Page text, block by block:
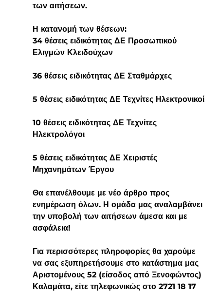
των αιτήσεων.
Η κατανομή των θέσεων:
34 θέσεις ειδικότητας ΔΕ Προσωπικού
Ελιγμών Κλειδούχων
36 θέσεις ειδικότητας ΔΕ Σταθμάρχες
5 θέσεις ειδικότητας ΔΕ Τεχνίτες Ηλεκτρονικοί
10 θέσεις ειδικότητας ΔΕ Τεχνίτες
Ηλεκτρολόγοι
5 θέσεις ειδικότητας ΔΕ Χειριστές
Μηχανημάτων Έργου
Θα επανέλθουμε με νέο άρθρο προς
ενημέρωση όλων. Η ομάδα μας αναλαμβάνει
την υποβολή των αιτήσεων άμεσα και με
ασφάλεια!
Για περισσότερες πληροφορίες θα χαρούμε
να σας εξυπηρετήσουμε στο κατάστημα μας
Αριστομένους 52 (είσοδος από Ξενοφώντος)
Καλαμάτα, είτε τηλεφωνικώς στο 2721 18 17